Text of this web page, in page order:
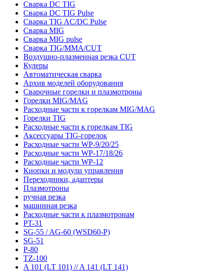
Сварка DC TIG
Сварка DC TIG Pulse
Сварка TIG AC/DC Pulse
Сварка MIG
Сварка MIG pulse
Сварка TIG/MMA/CUT
Воздушно-плазменная резка CUT
Кулеры
Автоматическая сварка
Архив моделей оборудования
Сварочные горелки и плазмотроны
Горелки MIG/MAG
Расходные части к горелкам MIG/MAG
Горелки TIG
Расходные части к горелкам TIG
Аксессуары TIG-горелок
Расходные части WP-9/20/25
Расходные части WP-17/18/26
Расходные части WP-12
Кнопки и модули управления
Переходники, адаптеры
Плазмотроны
ручная резка
машинная резка
Расходные части к плазмотронам
PT-31
SG-55 / AG-60 (WSD60-P)
SG-51
P-80
TZ-100
A 101 (LT 101) // A 141 (LT 141)